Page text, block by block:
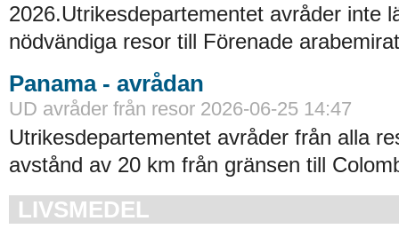
2026.Utrikesdepartementet avråder inte
nödvändiga resor till Förenade
Panama - avrådan
UD avråder från resor 2026-06-25 14:47
Utrikesdepartementet avråder från alla
avstånd av 20 km från gränsen till
LIVSMEDEL